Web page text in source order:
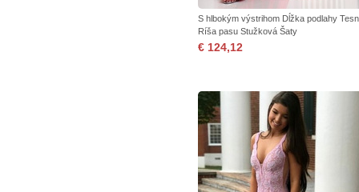
S hlbokým výstrihom Dĺžka podlahy
Ríša pasu Stužková Šaty
€ 124,12